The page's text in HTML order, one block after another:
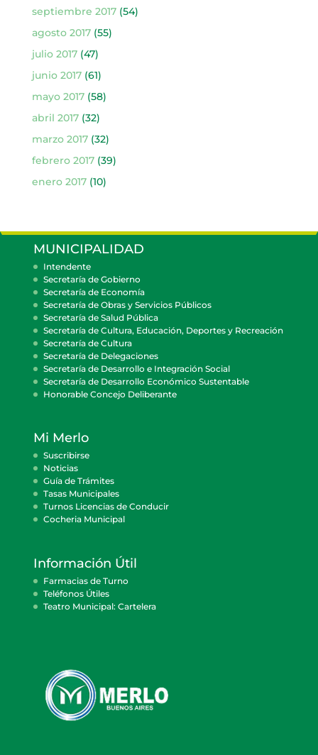
septiembre 2017(54)
agosto 2017(55)
julio 2017(47)
junio 2017(61)
mayo 2017(58)
abril 2017(32)
marzo 2017(32)
febrero 2017(39)
enero 2017(10)
MUNICIPALIDAD
Intendente
Secretaría de Gobierno
Secretaría de Economía
Secretaría de Obras y Servicios Públicos
Secretaría de Salud Pública
Secretaría de Cultura, Educación, Deportes y Recreación
Secretaría de Cultura
Secretaría de Delegaciones
Secretaría de Desarrollo e Integración Social
Secretaría de Desarrollo Económico Sustentable
Honorable Concejo Deliberante
Mi Merlo
Suscribirse
Noticias
Guía de Trámites
Tasas Municipales
Turnos Licencias de Conducir
Cocheria Municipal
Información Útil
Farmacias de Turno
Teléfonos Útiles
Teatro Municipal: Cartelera